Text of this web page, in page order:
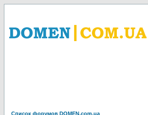
Список форумов DOMEN.com.ua